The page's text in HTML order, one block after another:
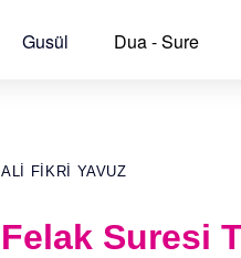
Gusül Dua - Sure
ALI FIKRI YAVUZ
Felak Suresi